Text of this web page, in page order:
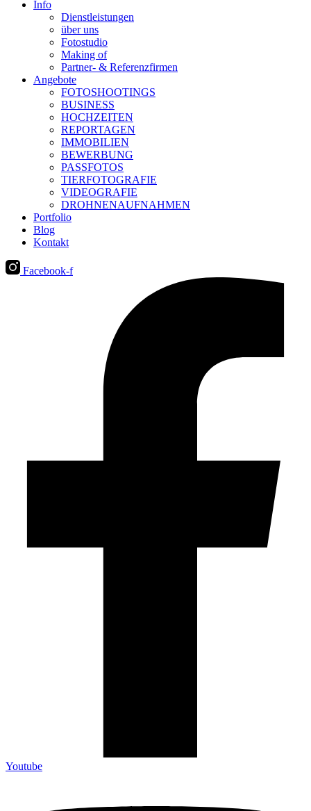
Info
Dienstleistungen
über uns
Fotostudio
Making of
Partner- & Referenzfirmen
Angebote
FOTOSHOOTINGS
BUSINESS
HOCHZEITEN
REPORTAGEN
IMMOBILIEN
BEWERBUNG
PASSFOTOS
TIERFOTOGRAFIE
VIDEOGRAFIE
DROHNENAUFNAHMEN
Portfolio
Blog
Kontakt
Facebook-f
Youtube